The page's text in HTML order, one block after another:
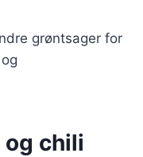
grøntsager for
og chili